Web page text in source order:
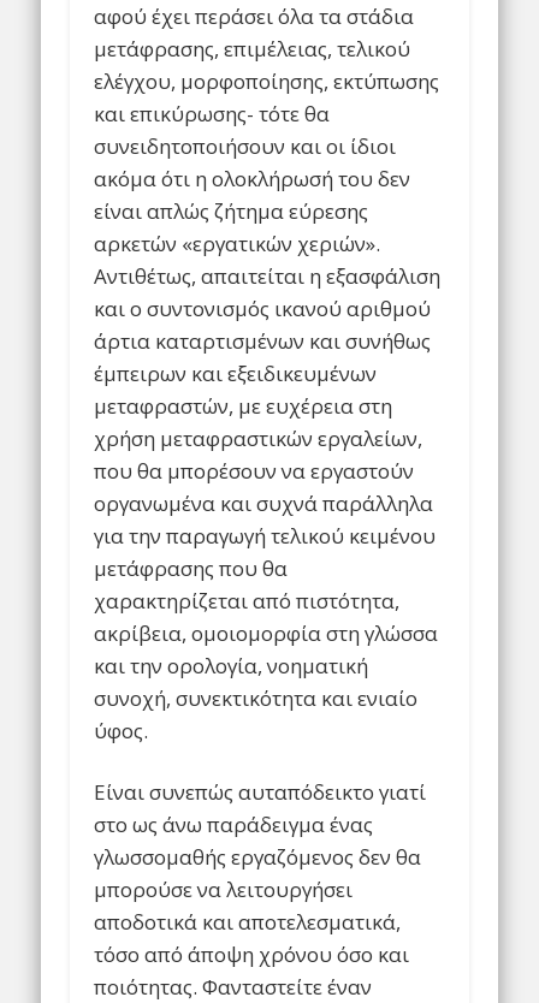
αφού έχει περάσει όλα τα στάδια
μετάφρασης, επιμέλειας, τελικού
ελέγχου, μορφοποίησης, εκτύπωσης
και επικύρωσης- τότε θα
συνειδητοποιήσουν και οι ίδιοι
ακόμα ότι η ολοκλήρωσή του δεν
είναι απλώς ζήτημα εύρεσης
αρκετών «εργατικών χεριών».
Αντιθέτως, απαιτείται η εξασφάλιση
και ο συντονισμός ικανού αριθμού
άρτια καταρτισμένων και συνήθως
έμπειρων και εξειδικευμένων
μεταφραστών, με ευχέρεια στη
χρήση μεταφραστικών εργαλείων,
που θα μπορέσουν να εργαστούν
οργανωμένα και συχνά παράλληλα
για την παραγωγή τελικού κειμένου
μετάφρασης που θα
χαρακτηρίζεται από πιστότητα,
ακρίβεια, ομοιομορφία στη γλώσσα
και την ορολογία, νοηματική
συνοχή, συνεκτικότητα και ενιαίο
ύφος.
Είναι συνεπώς αυταπόδεικτο γιατί
στο ως άνω παράδειγμα ένας
γλωσσομαθής εργαζόμενος δεν θα
μπορούσε να λειτουργήσει
αποδοτικά και αποτελεσματικά,
τόσο από άποψη χρόνου όσο και
ποιότητας. Φανταστείτε έναν